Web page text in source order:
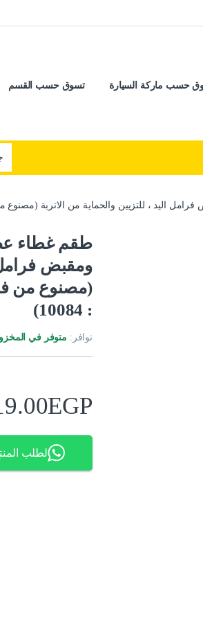
حسب ماركة السيارة تسوق حسب القسم
اليد ، للتزيين والحماية من الاتربة (مصنوع من فرو
طقم غطاء
ومقبض فرامل
(مصنوع من
: 10084)
توافر: متوفر في
EGP
لطلب